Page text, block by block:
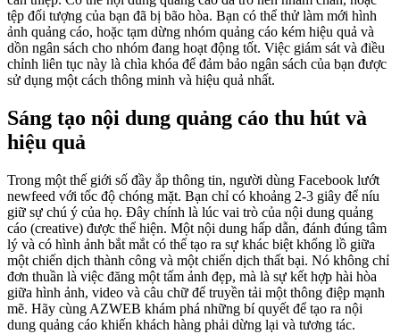
tệp đối tượng của bạn đã bị bão hòa. Bạn có thể thử làm mới hình
ảnh quảng cáo, hoặc tạm dừng nhóm quảng cáo kém hiệu quả và
dồn ngân sách cho nhóm đang hoạt động tốt. Việc giám sát và điều
chỉnh liên tục này là chìa khóa để đảm bảo ngân sách của bạn được
sử dụng một cách thông minh và hiệu quả nhất.
Sáng tạo nội dung quảng cáo thu hút và
hiệu quả
Trong một thế giới số đầy ắp thông tin, người dùng Facebook lướt
newfeed với tốc độ chóng mặt. Bạn chỉ có khoảng 2-3 giây để níu
giữ sự chú ý của họ. Đây chính là lúc vai trò của nội dung quảng
cáo (creative) được thể hiện. Một nội dung hấp dẫn, đánh đúng tâm
lý và có hình ảnh bắt mắt có thể tạo ra sự khác biệt khổng lồ giữa
một chiến dịch thành công và một chiến dịch thất bại. Nó không chỉ
đơn thuần là việc đăng một tấm ảnh đẹp, mà là sự kết hợp hài hòa
giữa hình ảnh, video và câu chữ để truyền tải một thông điệp mạnh
mẽ. Hãy cùng AZWEB khám phá những bí quyết để tạo ra nội
dung quảng cáo khiến khách hàng phải dừng lại và tương tác.